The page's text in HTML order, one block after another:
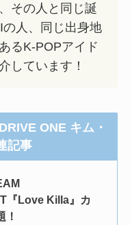
その人と同じ誕
人、同じ出身地
るK-POPアイド
しています！
ONE キム・
記事
『Love Killa』カ
！